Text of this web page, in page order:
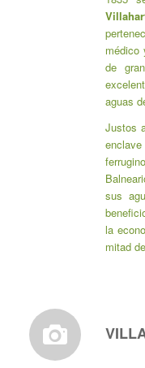
médico
de
aguas
Justos
sus
la
mitad